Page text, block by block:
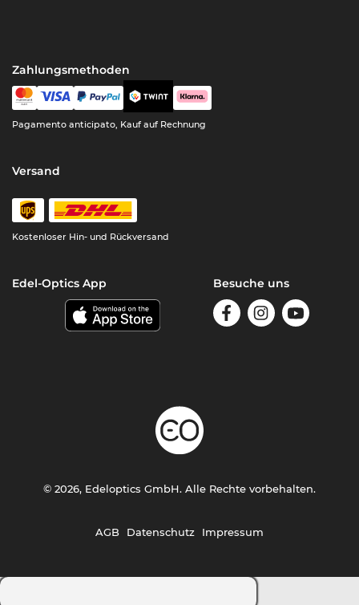
Zahlungsmethoden
Pagamento anticipato, Kauf auf Rechnung
Versand
Kostenloser Hin- und Rückversand
Edel-Optics App Besuche uns
AGB Datenschutz Impressum
© 2026, Edeloptics GmbH. Alle Rechte vorbehalten.